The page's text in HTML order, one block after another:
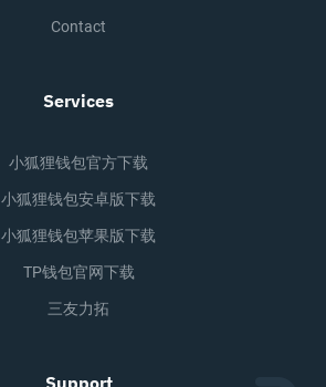
Contact
Services
小狐狸钱包官方下载
小狐狸钱包安卓版下载
小狐狸钱包苹果版下载
TP钱包官网下载
三友力拓
Support